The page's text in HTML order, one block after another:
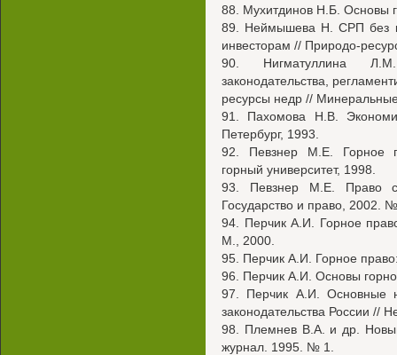
88. Мухитдинов Н.Б. Основы
89. Неймышева Н. СРП без
инвесторам // Природо-
90. Нигматуллина Л.М.
законодательства,
ресурсы недр //
91. Пахомова Н.В.
Петербург, 1993.
92. Певзнер М.Е. Горное
горный университет, 1998.
93. Певзнер М.Е. Право
Государство и право, 2002.
94. Перчик А.И. Горное
М., 2000.
95. Перчик А.И. Горное
96. Перчик А.И. Основы
97. Перчик А.И. Основные
законодательства России //
98. Племнев В.А. и др.
журнал. 1995. № 1.